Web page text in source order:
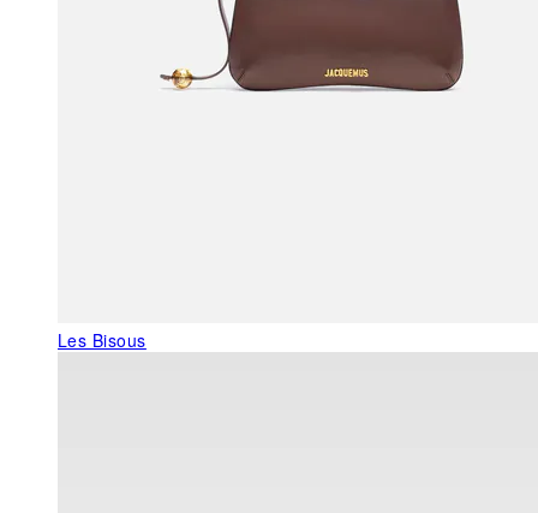
Les Bisous